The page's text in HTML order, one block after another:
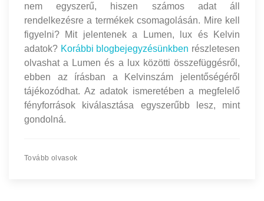
nem egyszerű, hiszen számos adat áll
rendelkezésre a termékek csomagolásán. Mire kell
figyelni? Mit jelentenek a Lumen, lux és Kelvin
adatok? Korábbi blogbejegyzésünkben részletesen
olvashat a Lumen és a lux közötti összefüggésről,
ebben az írásban a Kelvinszám jelentőségéről
tájékozódhat. Az adatok ismeretében a megfelelő
fényforrások kiválasztása egyszerűbb lesz, mint
gondolná.
Tovább olvasok